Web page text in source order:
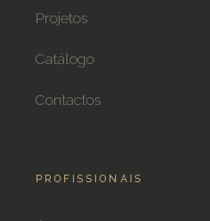
Projetos
Catálogo
Contactos
PROFISSIONAIS